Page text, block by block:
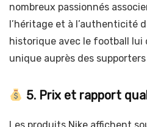
nombreux passionnés
l’héritage et à l’authenticité
historique avec le football
unique auprès des
5. Prix et rapport
Les produits Nike affichent